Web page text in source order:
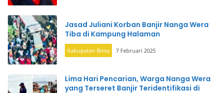
Jasad Juliani Korban Banjir Nanga Wera
Tiba di Kampung Halaman
Kabupaten Bima 7 Februari 2025
Lima Hari Pencarian, Warga Nanga Wera
yang Terseret Banjir Teridentifikasi di